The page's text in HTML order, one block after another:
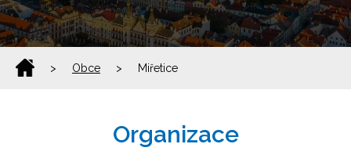
> Obce > Miřetice
Organizace